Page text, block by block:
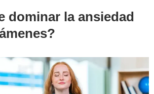
dominar la ansiedad